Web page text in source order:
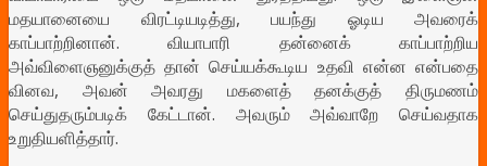
மதயானையை விரட்டியடித்து, பயந்து ஓடிய அவரைக்
காப்பாற்றினான். வியாபாரி தன்னைக் காப்பாற்றிய
அவ்விளைஞனுக்குத் தான் செய்யக்கூடிய உதவி என்ன என்பதை
வினவ, அவன் அவரது மகளைத் தனக்குத் திருமணம்
செய்துதரும்படிக் கேட்டான். அவரும் அவ்வாறே செய்வதாக
உறுதியளித்தார்.